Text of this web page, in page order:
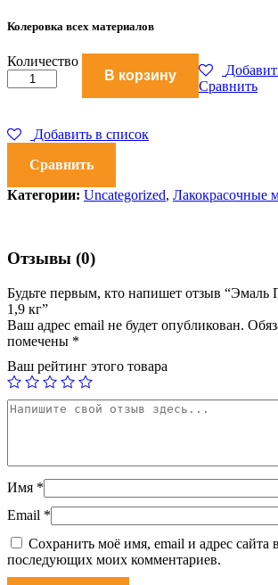
Колеровка всех материалов
Эмаль
ПФ-115
цветная
кг
количество
Количество
В корзину
Сравнить
Добавить в список
Сравнить
Категории: Uncategorized, Лакокрасочные
Отзывы (0)
Будьте первым, кто напишет отзыв “Эмаль
1,9 кг”
Ваш адрес email не будет опубликован.
помечены *
Ваш рейтинг этого товара
Имя *
Email *
Сохранить моё имя, email и адрес сайта
последующих моих комментариев.